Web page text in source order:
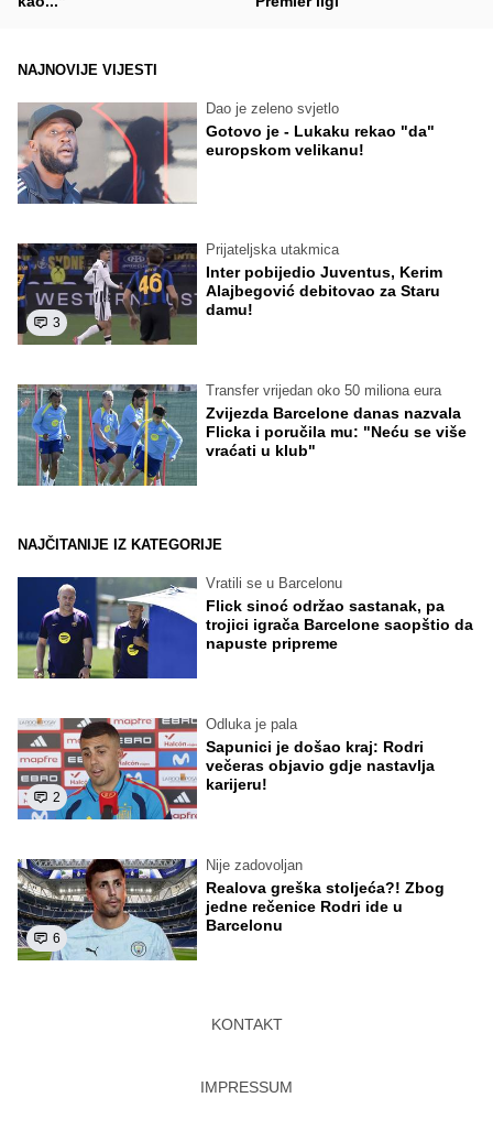
NAJNOVIJE VIJESTI
Dao je zeleno svjetlo
Gotovo je - Lukaku rekao "da"
europskom velikanu!
3
Prijateljska utakmica
Inter pobijedio Juventus, Kerim
Alajbegović debitovao za Staru
damu!
Transfer vrijedan oko 50 miliona eura
Zvijezda Barcelone danas nazvala
Flicka i poručila mu: "Neću se više
vraćati u klub"
NAJČITANIJE IZ KATEGORIJE
Vratili se u Barcelonu
Flick sinoć održao sastanak, pa
trojici igrača Barcelone saopštio da
napuste pripreme
2
Odluka je pala
Sapunici je došao kraj: Rodri
večeras objavio gdje nastavlja
karijeru!
6
Nije zadovoljan
Realova greška stoljeća?! Zbog
jedne rečenice Rodri ide u
Barcelonu
KONTAKT
IMPRESSUM